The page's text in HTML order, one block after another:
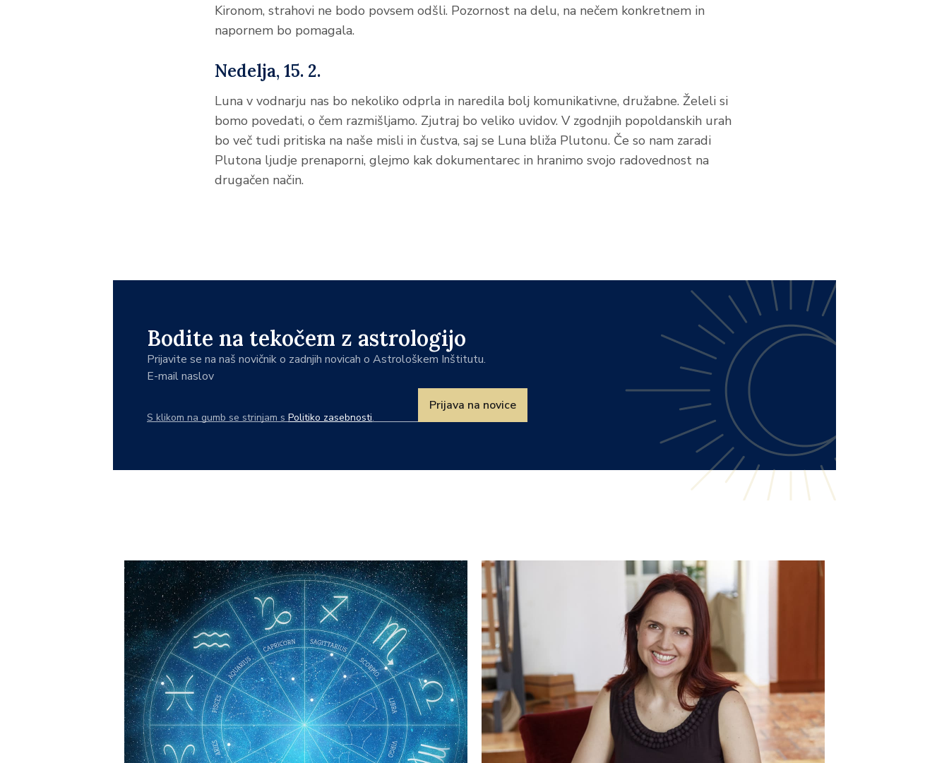
Kironom, strahovi ne bodo povsem odšli. Pozornost na delu, na nečem konkretnem in
napornem bo pomagala.
Nedelja, 15. 2.
Luna v vodnarju nas bo nekoliko odprla in naredila bolj komunikativne, družabne. Želeli si
bomo povedati, o čem razmišljamo. Zjutraj bo veliko uvidov. V zgodnjih popoldanskih urah
bo več tudi pritiska na naše misli in čustva, saj se Luna bliža Plutonu. Če so nam zaradi
Plutona ljudje prenaporni, glejmo kak dokumentarec in hranimo svojo radovednost na
drugačen način.
Bodite na tekočem z astrologijo
Prijavite se na naš novičnik o zadnjih novicah o Astrološkem Inštitutu.
E-mail naslov
Prijava na novice
S klikom na gumb se strinjam s Politiko zasebnosti.